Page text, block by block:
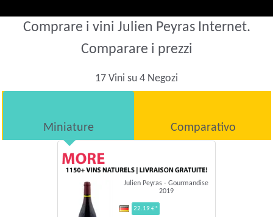
Comprare i vini Julien Peyras Internet.
Comparare i prezzi
17 Vini su 4 Negozi
Miniature Comparativo
Julien Peyras - Gourmandise
2019
22.19 €*